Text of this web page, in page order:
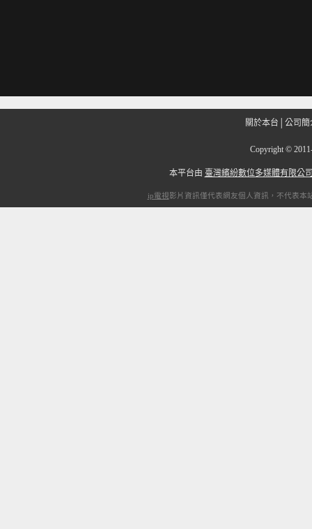
關於本台 公司簡
Copyright ©
本平台由 臺灣繽紛數位多媒體有限公
ip電視影片資訊僅代表網友個人資訊，不代表本